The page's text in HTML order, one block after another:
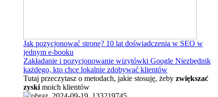
Jak pozycjonować stronę? 10 lat doświadczenia w SEO w
jednym e-booku
Zakładanie i pozycjonowanie wizytówki Google Niezbędnik
każdego, kto chce lokalnie zdobywać klientów
Tutaj przeczytasz o metodach, jakie stosuję, żeby zwiększać
zyski moich klientów